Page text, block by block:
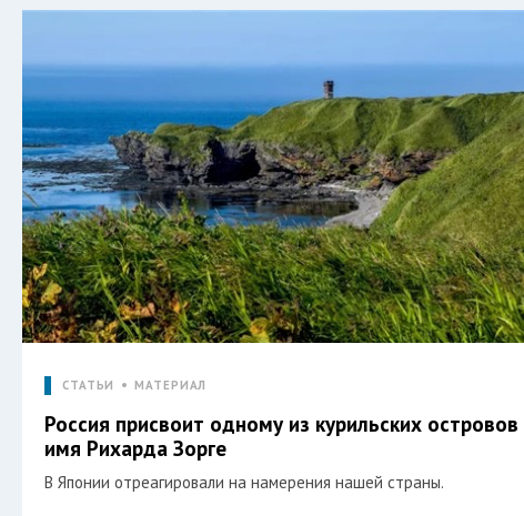
СТАТЬИ МАТЕРИАЛ
Россия присвоит одному из курильских островов
имя Рихарда Зорге
В Японии отреагировали на намерения нашей страны.